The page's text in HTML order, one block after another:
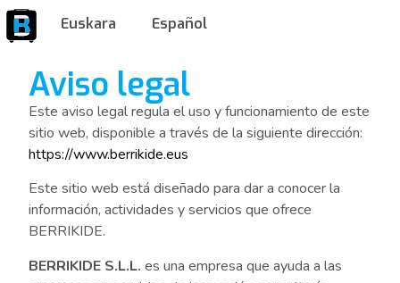
Euskara Español
Aviso legal
Este aviso legal regula el uso y funcionamiento de este
sitio web, disponible a través de la siguiente dirección:
https://www.berrikide.eus
Este sitio web está diseñado para dar a conocer la
información, actividades y servicios que ofrece
BERRIKIDE.
BERRIKIDE S.L.L. es una empresa que ayuda a las